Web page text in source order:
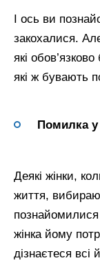
І ось ви
закохалися.
які
які ж бувають
Помилка у
Деякі жінки,
життя,
познайомилися
жінка йому
дізнаєтеся всі